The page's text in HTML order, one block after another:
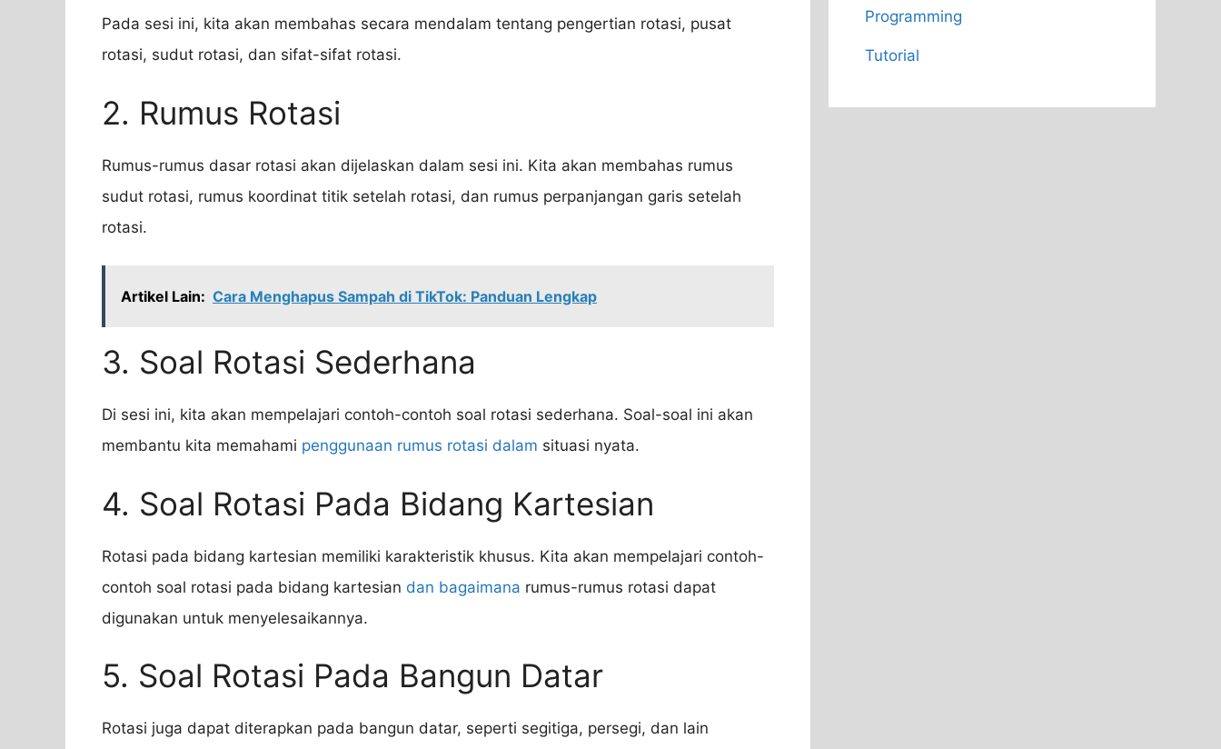
Pada sesi ini, kita akan membahas secara mendalam tentang pengertian rotasi, pusat
rotasi, sudut rotasi, dan sifat-sifat rotasi.
2. Rumus Rotasi
Rumus-rumus dasar rotasi akan dijelaskan dalam sesi ini. Kita akan membahas rumus
sudut rotasi, rumus koordinat titik setelah rotasi, dan rumus perpanjangan garis setelah
rotasi.
Artikel Lain: Cara Menghapus Sampah di TikTok: Panduan Lengkap
3. Soal Rotasi Sederhana
Di sesi ini, kita akan mempelajari contoh-contoh soal rotasi sederhana. Soal-soal ini akan
membantu kita memahami penggunaan rumus rotasi dalam situasi nyata.
4. Soal Rotasi Pada Bidang Kartesian
Rotasi pada bidang kartesian memiliki karakteristik khusus. Kita akan mempelajari contoh-
contoh soal rotasi pada bidang kartesian dan bagaimana rumus-rumus rotasi dapat
digunakan untuk menyelesaikannya.
5. Soal Rotasi Pada Bangun Datar
Rotasi juga dapat diterapkan pada bangun datar, seperti segitiga, persegi, dan lain
Programming
Tutorial